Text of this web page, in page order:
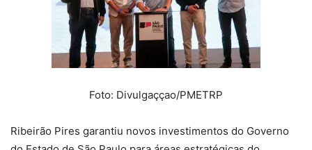
Foto: Divulgaççao/PMETRP
Ribeirão Pires garantiu novos investimentos do Governo